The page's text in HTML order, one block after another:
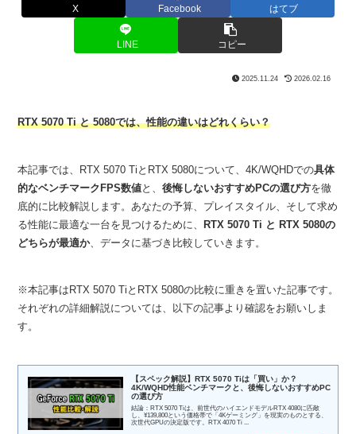
X Facebook はてブ
LINE コピー
2025.11.24 2026.02.16
RTX 5070 Ti と 5080では、性能の違いはどれくらい？
本記事では、RTX 5070 TiとRTX 5080について、4K/WQHDでの具体
的なベンチマークFPS数値と、 後悔しないおすすめPCの選び方を徹
底的に比較解説します。あなたの予算、プレイスタイル、そして求め
る性能に最適な一台を見つけるために、
RTX 5070 Ti と RTX 5080の
どちらが最適か、データに基づき比較していきます。
※本記事はRTX 5070 TiとRTX 5080の比較に重きを置いた記事です。
それぞれの詳細解説については、以下の記事より確認をお願いしま
す。
【スペック解説】RTX 5070 Tiは「買い」か？
4K/WQHD性能ベンチマークと、後悔しないおすすめPC
の選び方
結論：RTX 5070 Tiは、前世代のハイエンドモデルRTX 4080に匹敵
し、¥139,800という価格帯で「4Kゲーミング」を現実のものとする、
次世代GPUの決定版です。RTX 4070 Ti ...